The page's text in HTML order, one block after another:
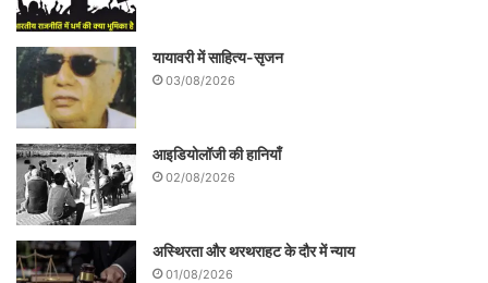
कदम
महिला श्रमिकों के लिए आश्रय स्कीम के तहत
यायावरी में साहित्य-सृजन
03/08/2026
आइडियोलॉजी की हानियाँ
02/08/2026
अस्थिरता और थरथराहट के दौर में न्याय
01/08/2026